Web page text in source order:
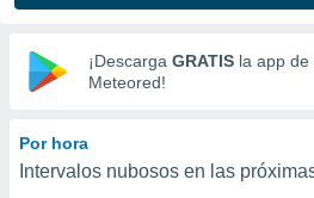
las
y
digital
basada
¡Descarga GRATIS la app de
Meteored!
Por hora
Intervalos nubosos en las